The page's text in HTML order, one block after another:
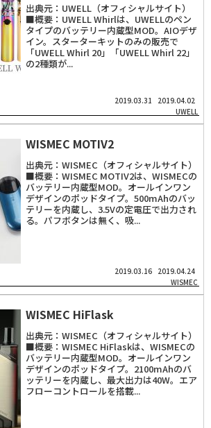
出典元：UWELL（オフィシャルサイト）
■概要：UWELL Whirlは、UWELLのペン
タイプのバッテリー内蔵型MOD。AIOデザ
イン。スターターキットのみの販売で
「UWELL Whirl 20」「UWELL Whirl 22」
の2種類が...
2019.03.31
2019.04.02
UWELL
WISMEC MOTIV2
出典元：WISMEC（オフィシャルサイト）
■概要：WISMEC MOTIV2は、WISMECの
バッテリー内蔵型MOD。オールインワン
デザインのポッドタイプ。500mAhのバッ
テリーを内蔵し、3.5Vの定電圧で出力され
る。パフボタンは無く、吸...
2019.03.16
2019.04.24
WISMEC
WISMEC HiFlask
出典元：WISMEC（オフィシャルサイト）
■概要：WISMEC HiFlaskは、WISMECの
バッテリー内蔵型MOD。オールインワン
デザインのポッドタイプ。2100mAhのバ
ッテリーを内蔵し、最大出力は40W。エア
フローコントロールを搭載...